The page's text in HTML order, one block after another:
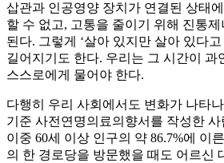
삽관과 인공영양 장치가 연결된 상태
할 수 없고, 고통을 줄이기 위해 진통제
된다. 그렇게 ‘살아 있지만 살아 있다고
길어지기도 한다. 우리는 그 시간이 과
스스로에게 물어야 한다.
다행히 우리 사회에서도 변화가 나타
기준 사전연명의료의향서를 작성한 사
이중 60세 이상 인구의 약 86.7%에 이
의 한 경로당을 방문했을 때도 어르신